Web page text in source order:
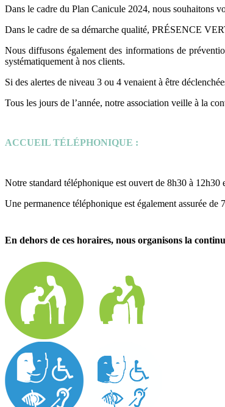
Dans le cadre du Plan Canicule 2024, nous souhaitons
Dans le cadre de sa démarche qualité, PRÉSENCE
Nous diffusons également des informations de
systématiquement à nos clients.
Si des alertes de niveau 3 ou 4 venaient à être
Tous les jours de l’année, notre association veille à la
ACCUEIL TÉLÉPHONIQUE :
Notre standard téléphonique est ouvert de 8h30 à
Une permanence téléphonique est également assurée
En dehors de ces horaires, nous organisons la